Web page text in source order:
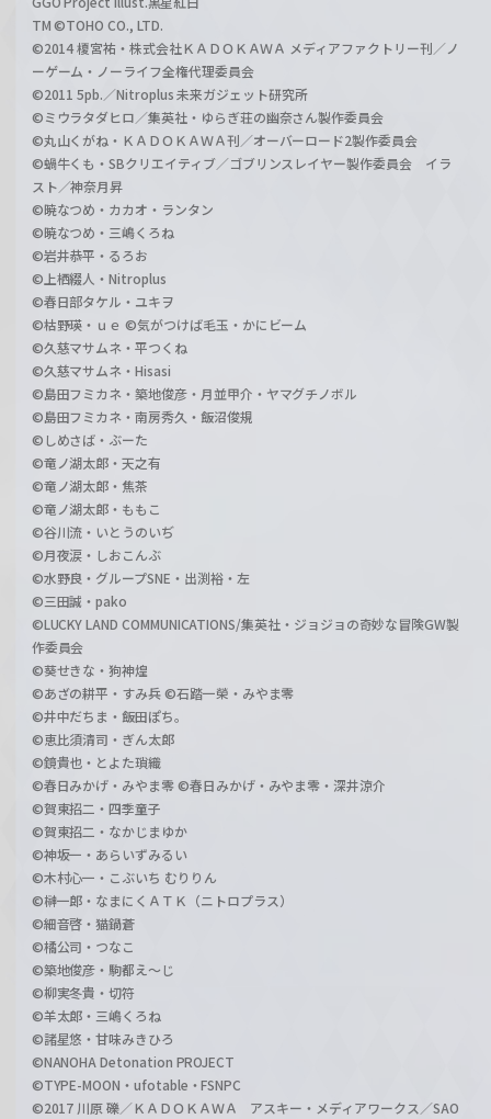
TM ©TOHO CO., LTD.
©2014 榎宮祐・株式会社ＫＡＤＯＫＡＷＡ メディアファクトリー刊／ノ
ーゲーム・ノーライフ全権代理委員会
©2011 5pb.／Nitroplus 未来ガジェット研究所
©ミウラタダヒロ／集英社・ゆらぎ荘の幽奈さん製作委員会
©丸山くがね・ＫＡＤＯＫＡＷＡ刊／オーバーロード2製作委員会
©蝸牛くも・SBクリエイティブ／ゴブリンスレイヤー製作委員会 イラ
スト／神奈月昇
©暁なつめ・カカオ・ランタン
©暁なつめ・三嶋くろね
©岩井恭平・るろお
©上栖綴人・Nitroplus
©春日部タケル・ユキヲ
©枯野瑛・ｕｅ ©気がつけば毛玉・かにビーム
©久慈マサムネ・平つくね
©久慈マサムネ・Hisasi
©島田フミカネ・築地俊彦・月並甲介・ヤマグチノボル
©島田フミカネ・南房秀久・飯沼俊規
©しめさば・ぶーた
©竜ノ湖太郎・天之有
©竜ノ湖太郎・焦茶
©竜ノ湖太郎・ももこ
©谷川流・いとうのいぢ
©月夜涙・しおこんぶ
©水野良・グループSNE・出渕裕・左
©三田誠・pako
©LUCKY LAND COMMUNICATIONS/集英社・ジョジョの奇妙な冒険GW製
作委員会
©葵せきな・狗神煌
©あざの耕平・すみ兵 ©石踏一榮・みやま零
©井中だちま・飯田ぽち。
©恵比須清司・ぎん太郎
©鏡貴也・とよた瑣織
©春日みかげ・みやま零 ©春日みかげ・みやま零・深井涼介
©賀東招二・四季童子
©賀東招二・なかじまゆか
©神坂一・あらいずみるい
©木村心一・こぶいち むりりん
©榊一郎・なまにくＡＴＫ（ニトロプラス）
©細音啓・猫鍋蒼
©橘公司・つなこ
©築地俊彦・駒都え～じ
©柳実冬貴・切符
©羊太郎・三嶋くろね
©諸星悠・甘味みきひろ
©NANOHA Detonation PROJECT
©TYPE-MOON・ufotable・FSNPC
©2017 川原 礫／ＫＡＤＯＫＡＷＡ アスキー・メディアワークス／SAO